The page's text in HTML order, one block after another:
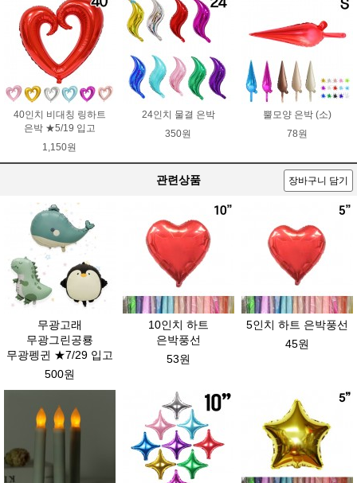
40인치 비대칭 링하트
은박 ★5/19 입고
1,150원
24인치 물결 은박
350원
뿔모양 은박 (소)
78원
관련상품 장바구니 담기
무광고래
무광그린공룡
무광펭귄 ★7/29 입고
500원
10인치 하트
은박풍선
53원
5인치 하트 은박풍선
45원